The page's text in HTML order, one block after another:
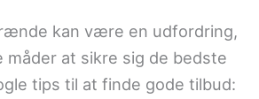
kan være en udfordring,
måder at sikre sig de bedste
tips til at finde gode tilbud: